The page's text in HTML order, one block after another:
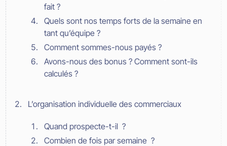
fait ?
Quels sont nos temps forts de la semaine en
tant qu’équipe ?
Comment sommes-nous payés ?
Avons-nous des bonus ? Comment sont-ils
calculés ?
L’organisation individuelle des commerciaux
Quand prospecte-t-il ?
Combien de fois par semaine ?